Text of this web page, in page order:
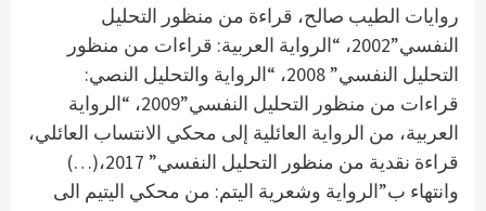
روايات الطيب صالح، قراءة من منظور التحليل
النفسي”2002، “الرواية العربية: قراءات من منظور
التحليل النفسي” 2008، “الرواية والتحليل النصي:
قراءات من منظور التحليل النفسي”2009، “الرواية
العربية، من الرواية العائلية إلى محكي الانتساب العائلي،
قراءة نقدية من منظور التحليل النفسي” 2017،(…)
وانتهاء ب”الرواية وشعرية اليتم: من محكي اليتيم الى